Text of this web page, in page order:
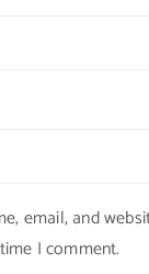
email, and
I comment.